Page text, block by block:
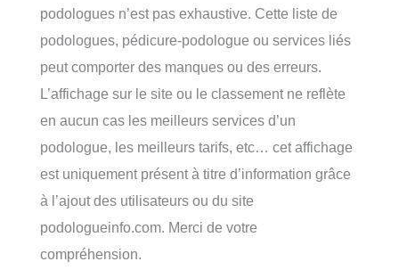
podologues n’est pas exhaustive. Cette liste de
podologues, pédicure-podologue ou services liés
peut comporter des manques ou des erreurs.
L’affichage sur le site ou le classement ne reflète
en aucun cas les meilleurs services d’un
podologue, les meilleurs tarifs, etc… cet affichage
est uniquement présent à titre d’information grâce
à l’ajout des utilisateurs ou du site
podologueinfo.com. Merci de votre
compréhension.